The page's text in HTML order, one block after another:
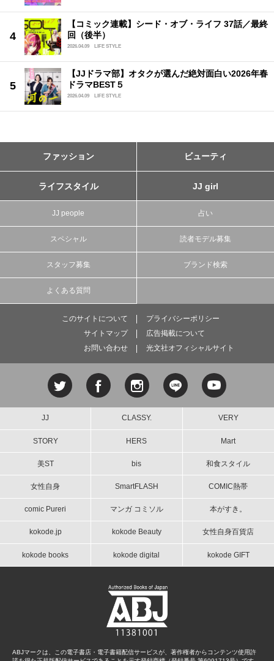
【コミック連載】シード・オブ・ライフ 37話／最終
回（後半）
2026.04.09 LIFE STYLE
【JJドラマ部】オタクが選んだ絶対面白い2026年春
ドラマBEST５
2026.04.09 LIFE STYLE
ファッション ビューティ
ライフスタイル JJ girl
JJ people 占い
スペシャル 読者モデル募集
スタッフ募集 ブランド検索
よくある質問
このサイトについて
プライバシーポリシー
サイトマップ
広告掲載について
お問い合わせ
光文社オフィシャルサイト
JJ CLASSY. VERY
STORY HERS Mart
美ST bis 和食スタイル
女性自身 SmartFLASH COMIC熱帯
comic Pureri マンガ コミソル 本がすき。
kokode.jp kokode Beauty 女性自身百貨店
kokode books kokode digital kokode GIFT
ABJマークは、この電子書店・電子書籍配信サービスが、著作権者からコンテンツ使用許